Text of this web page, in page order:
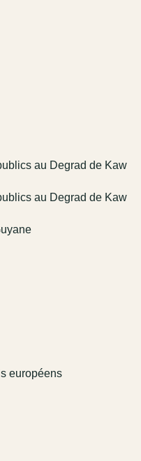
au Degrad de Kaw
au Degrad de Kaw
européens